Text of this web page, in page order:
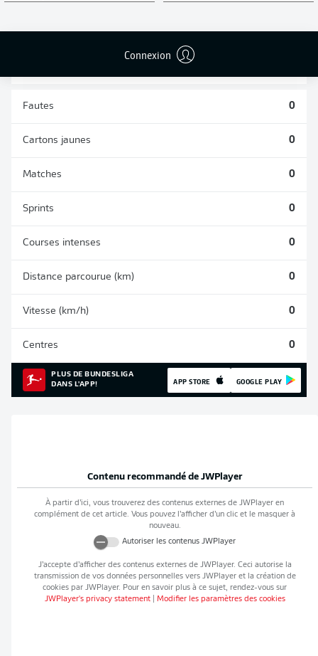
Connexion
0 0
Fautes 0
Cartons jaunes 0
Matches 0
Sprints 0
Courses intenses 0
Distance parcourue (km) 0
Vitesse (km/h) 0
Centres 0
PLUS DE BUNDESLIGA
DANS L'APP!
APP STORE GOOGLE PLAY
Contenu recommandé de JWPlayer
À partir d’ici, vous trouverez des contenus externes de JWPlayer en
complément de cet article. Vous pouvez l’afficher d’un clic et le masquer à
nouveau.
Autoriser les contenus JWPlayer
J’accepte d’afficher des contenus externes de JWPlayer. Ceci autorise la
transmission de vos données personnelles vers JWPlayeret la création de
cookies par JWPlayer. Pour en savoir plus à ce sujet, rendez-vous sur
JWPlayer's privacy statement| Modifier les paramètres des cookies